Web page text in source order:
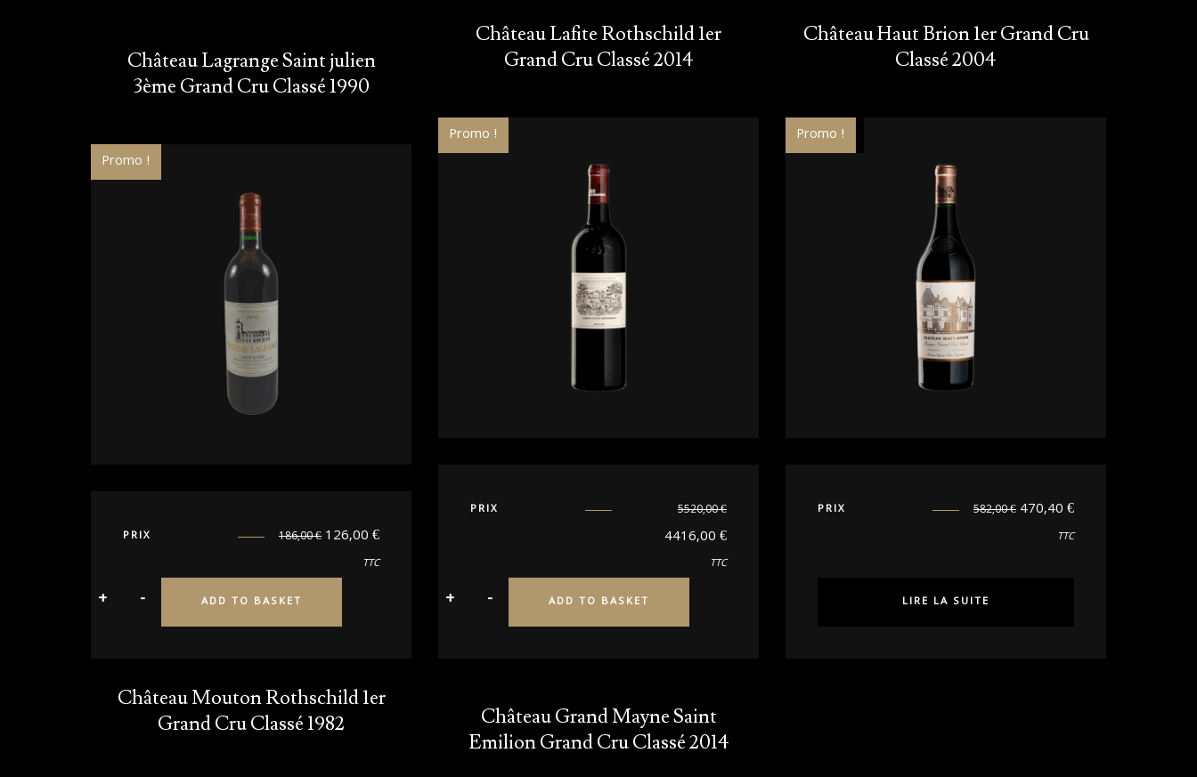
Château Lagrange Saint julien
3ème Grand Cru Classé 1990
Promo !
PRIX 186,00€ 126,00€
TTC
ADD TO BASKET
Château Lafite Rothschild 1er
Grand Cru Classé 2014
Promo !
PRIX 5520,00€
4416,00€
TTC
ADD TO BASKET
Château Haut Brion 1er Grand Cru
Classé 2004
Sold Out!
Promo !
PRIX 582,00€ 470,40€
TTC
LIRE LA SUITE
Château Mouton Rothschild 1er
Grand Cru Classé 1982
Château Grand Mayne Saint
Emilion Grand Cru Classé 2014